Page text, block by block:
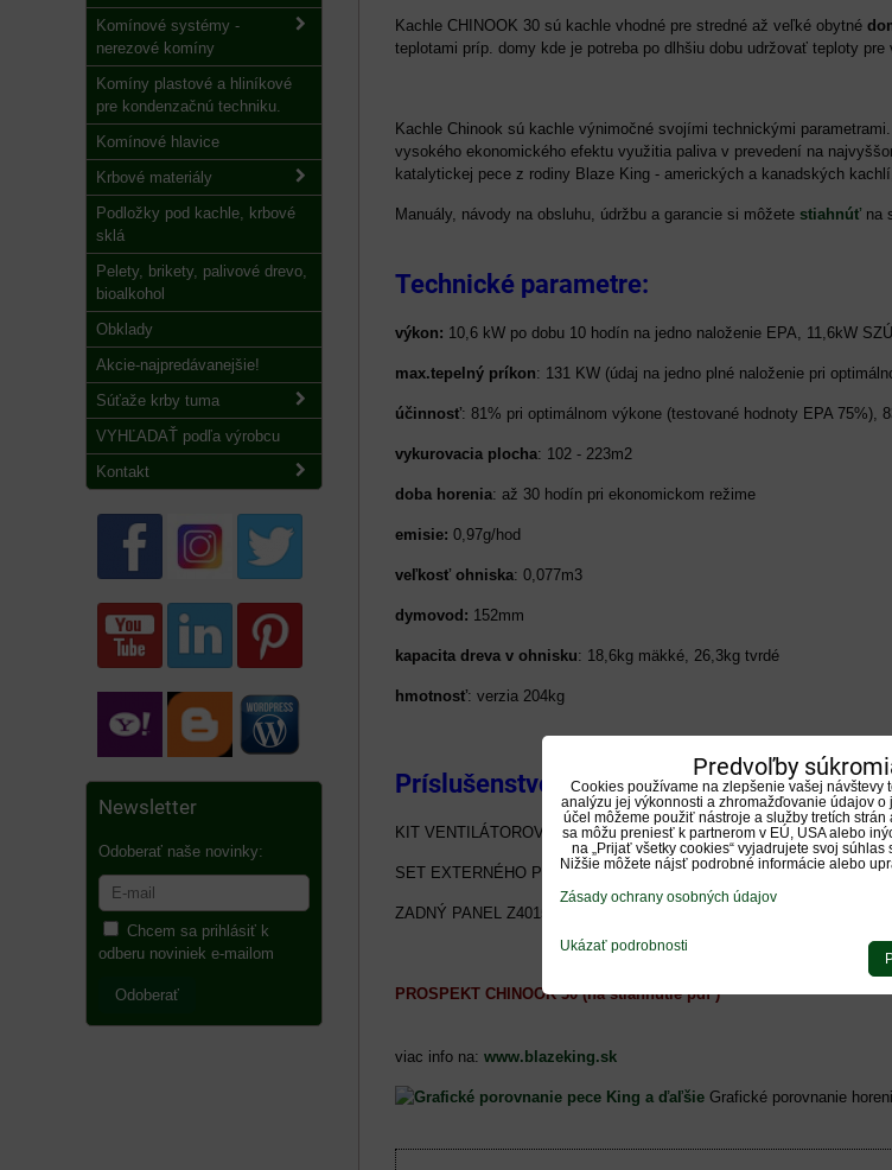
Kachle CHINOOK 30 sú kachle vhodné pre stredné až veľké obytné
teplotami príp. domy kde je potreba po dlhšiu dobu udržovať teploty
Kachle Chinook sú kachle výnimočné svojími technickými
vysokého ekonomického efektu využitia paliva v prevedení na
katalytickej pece z rodiny Blaze King - amerických a kanadských
Manuály, návody na obsluhu, údržbu a garancie si môžete stiahnúť na
Technické parametre:
výkon: 10,6 kW po dobu 10 hodín na jedno naloženie EPA, 11,6kW
max.tepelný príkon: 131 KW (údaj na jedno plné naloženie pri
účinnosť: 81% pri optimálnom výkone (testované hodnoty EPA 75%),
vykurovacia plocha: 102 - 223m2
doba horenia: až 30 hodín pri ekonomickom režime
emisie: 0,97g/hod
veľkosť ohniska: 0,077m3
dymovod: 152mm
kapacita dreva v ohnisku: 18,6kg mäkké, 26,3kg tvrdé
hmotnosť: verzia 204kg
Príslušenstvo za príplatok:
KIT VENTILÁTOROV Z1714569 €
SET EXTERNÉHO PRÍVODU VZDUCHU Z1726B234 €
ZADNÝ PANEL Z4015
PROSPEKT CHINOOK 30 (na stiahnutie pdf )
viac info na: www.blazeking.sk
Grafické porovnanie
Komínové systémy -
nerezové komíny
Komíny plastové a hliníkové
pre kondenzačnú techniku.
Komínové hlavice
Krbové materiály
Podložky pod kachle, krbové
sklá
Pelety, brikety, palivové drevo,
bioalkohol
Obklady
Akcie-najpredávanejšie!
Súťaže krby tuma
VYHĽADAŤ podľa výrobcu
Kontakt
Newsletter
Odoberať naše novinky:
Chcem sa prihlásiť k
odberu noviniek e-mailom
Odoberať
Predvoľby
Cookies používame na zlepšenie vašej návštevy
analýzu jej výkonnosti a zhromažďovanie údajov o
účel môžeme použiť nástroje a služby tretích strán
sa môžu preniesť k partnerom v EÚ, USA alebo
na „Prijať všetky cookies“ vyjadrujete svoj súhlas
Nižšie môžete nájsť podrobné informácie alebo
Zásady ochrany osobných údajov
Ukázať podrobnosti